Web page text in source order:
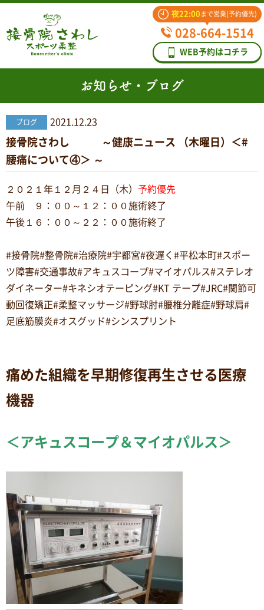
夜22:00 まで営業(予約優先)
028-664-1514
WEB予約はコチラ
お知らせ・ブログ
ブログ 2021.12.23
接骨院さわし ～健康ニュース （木曜日）＜#
腰痛について④＞ ～
２０２１年１２月２４日（木） 予約優先
午前 ９：００～１２：００施術終了
午後１６：００～２２：００施術終了
#接骨院#整骨院#治療院#宇都宮#夜遅く#平松本町#スポー
ツ障害#交通事故#アキュスコープ#マイオパルス#ステレオ
ダイネーター#キネシオテーピング#KT テープ#JRC#関節可
動回復矯正#柔整マッサージ#野球肘#腰椎分離症#野球肩#
足底筋膜炎#オスグッド#シンスプリント
痛めた組織を早期修復再生させる医療
機器
＜アキュスコープ＆マイオパルス＞